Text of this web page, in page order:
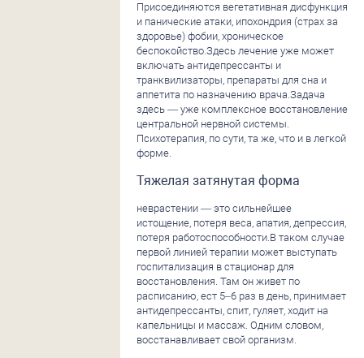
Присоединяются вегетативная дисфункция
и панические атаки, ипохондрия (страх за
здоровье) фобии, хроническое
беспокойство.Здесь лечение уже может
включать антидепрессанты и
транквилизаторы, препараты для сна и
аппетита по назначению врача.Задача
здесь — уже комплексное восстановление
центральной нервной системы.
Психотерапия, по сути, та же, что и в легкой
форме.
Тяжелая затянутая форма
неврастении — это сильнейшее
истощение, потеря веса, апатия, депрессия,
потеря работоспособности.В таком случае
первой линией терапии может выступать
госпитализация в стационар для
восстановления. Там он живет по
расписанию, ест 5–6 раз в день, принимает
антидепрессанты, спит, гуляет, ходит на
капельницы и массаж. Одним словом,
восстанавливает свой организм.